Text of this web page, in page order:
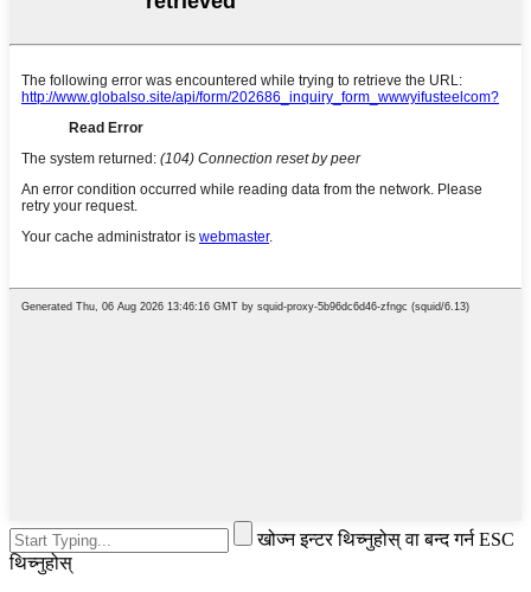
खोज्न इन्टर थिच्नुहोस् वा बन्द गर्न ESC
थिच्नुहोस्